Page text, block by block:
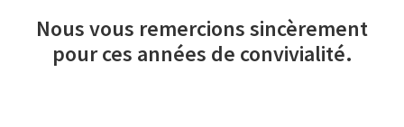
Nous vous remercions sincèrement
pour ces années de convivialité.